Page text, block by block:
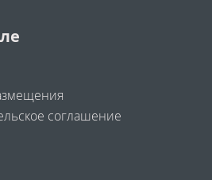
соглашение